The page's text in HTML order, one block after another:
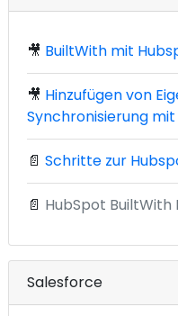
🎥 BuiltWith mit
🎥 Hinzufügen von
Synchronisierung
📄 Schritte zur
📄 HubSpot BuiltWith
Salesforce